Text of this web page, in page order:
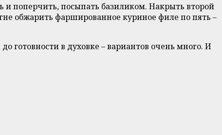
поперчить, посыпать базиликом. Накрыть второй
обжарить фаршированное куриное филе по пять –
в духовке – вариантов очень много. И